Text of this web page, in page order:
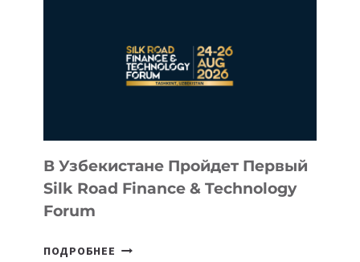
NACE.AI
В Узбекистане Пройдет Первый
Silk Road Finance & Technology
Forum
ПОДРОБНЕЕ